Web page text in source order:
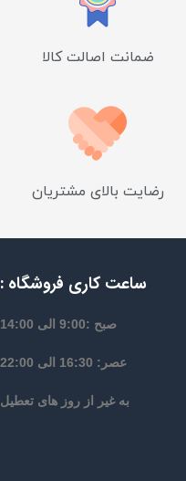
ضمانت اصالت کالا
رضایت بالای مشتریان
ساعت کاری فروشگاه :
صبح :9:00 الی 14:00
عصر: 16:30 الی 22:00
به غیر از روز های تعطیل